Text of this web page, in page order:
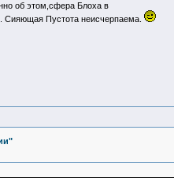
об этом,сфера Блоха в
Сияющая Пустота неисчерпаема.